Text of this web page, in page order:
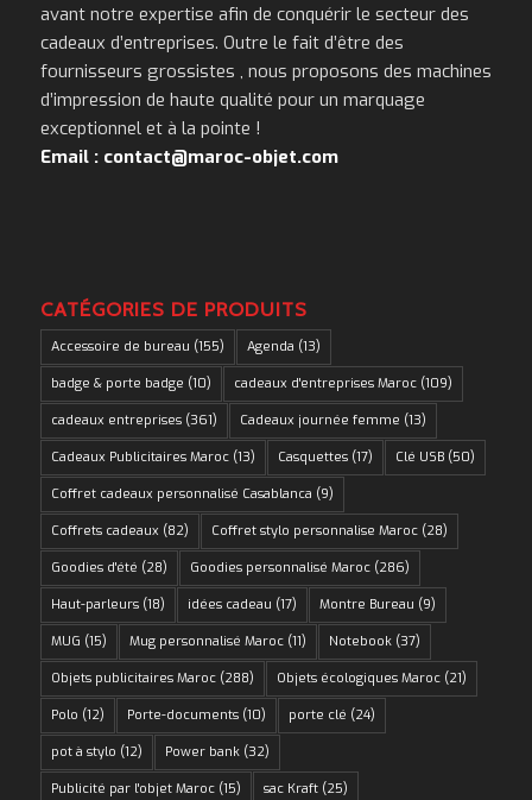
avant notre expertise afin de conquérir le secteur des
cadeaux d’entreprises. Outre le fait d’être des
fournisseurs grossistes , nous proposons des machines
d’impression de haute qualité pour un marquage
exceptionnel et à la pointe !
Email : contact@maroc-objet.com
CATÉGORIES DE PRODUITS
Accessoire de bureau (155) Agenda (13)
badge & porte badge (10) cadeaux d'entreprises Maroc(109)
cadeaux entreprises(361) Cadeaux journée femme (13)
Cadeaux Publicitaires Maroc(13) Casquettes(17) Clé USB(50)
Coffret cadeaux personnalisé Casablanca (9)
Coffrets cadeaux (82) Coffret stylo personnalise Maroc(28)
Goodies d'été (28) Goodies personnalisé Maroc(286)
Haut-parleurs(18) idées cadeau (17) Montre Bureau (9)
MUG (15) Mug personnalisé Maroc(11) Notebook(37)
Objets publicitaires Maroc(288) Objets écologiques Maroc(21)
Polo (12) Porte-documents(10) porte clé (24)
pot à stylo (12) Power bank(32)
Publicité par l'objet Maroc(15) sac Kraft(25)